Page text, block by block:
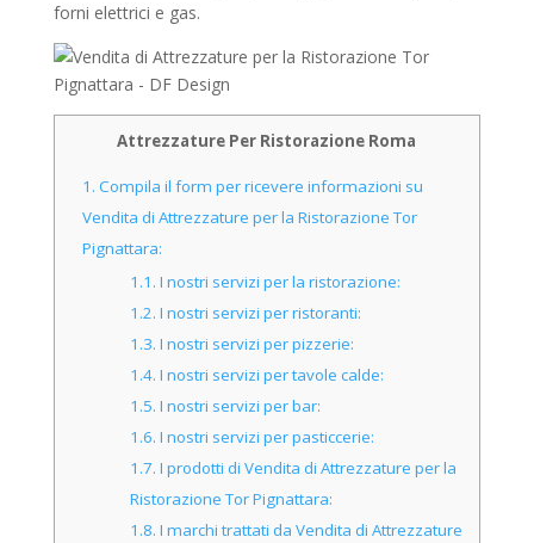
forni elettrici e gas.
Attrezzature Per Ristorazione Roma
1. Compila il form per ricevere informazioni su
Vendita di Attrezzature per la Ristorazione Tor
Pignattara:
1.1. I nostri servizi per la ristorazione:
1.2. I nostri servizi per ristoranti:
1.3. I nostri servizi per pizzerie:
1.4. I nostri servizi per tavole calde:
1.5. I nostri servizi per bar:
1.6. I nostri servizi per pasticcerie:
1.7. I prodotti di Vendita di Attrezzature per la
Ristorazione Tor Pignattara:
1.8. I marchi trattati da Vendita di Attrezzature